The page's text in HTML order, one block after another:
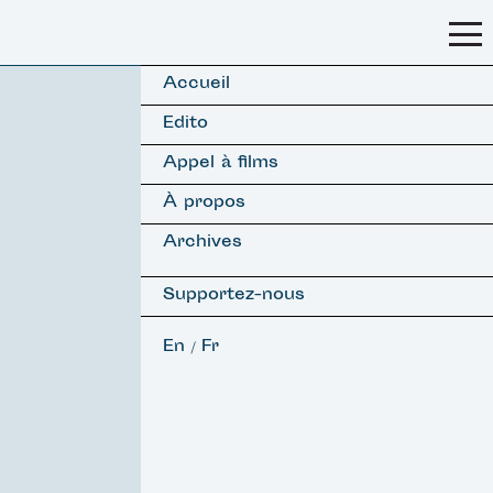
Accueil
Edito
Appel à films
À propos
Archives
Supportez-nous
En / Fr